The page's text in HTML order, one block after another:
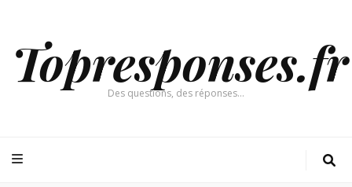
Topresponses.fr
Des questions, des réponses…